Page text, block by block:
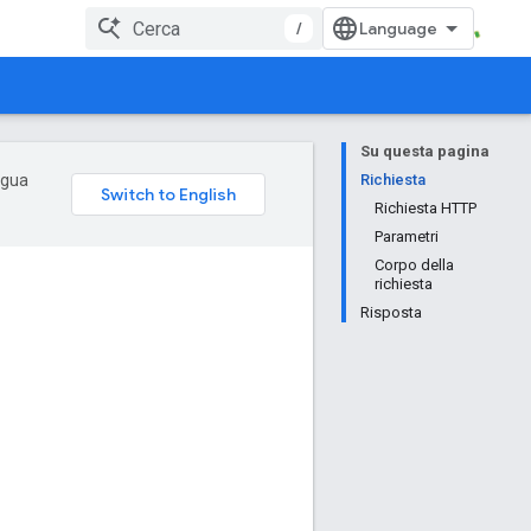
/
Su questa pagina
Richiesta
Richiesta HTTP
Parametri
Corpo della
richiesta
Risposta